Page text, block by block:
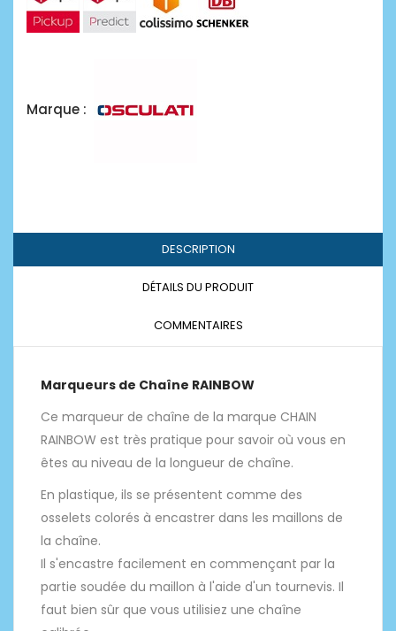
Marque :
DESCRIPTION
DÉTAILS DU PRODUIT
COMMENTAIRES
Marqueurs de Chaîne RAINBOW
Ce marqueur de chaîne de la marque CHAIN
RAINBOW est très pratique pour savoir où vous en
êtes au niveau de la longueur de chaîne.
En plastique, ils se présentent comme des
osselets colorés à encastrer dans les maillons de
la chaîne.
Il s'encastre facilement en commençant par la
partie soudée du maillon à l'aide d'un tournevis. Il
faut bien sûr que vous utilisiez une chaîne